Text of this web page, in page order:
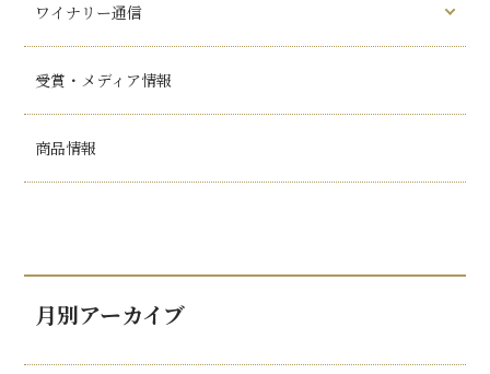
ワイナリー通信
受賞・メディア情報
商品情報
月別アーカイブ